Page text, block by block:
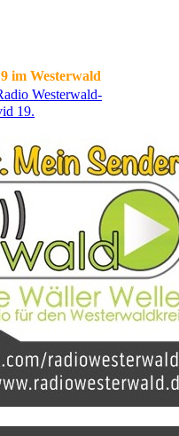
im Westerwald
Westerwald-
19.